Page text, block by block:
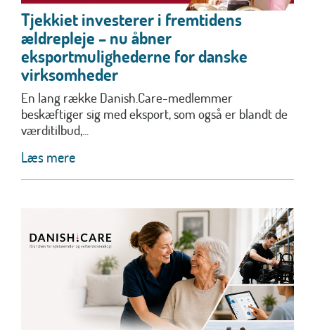
Tjekkiet investerer i fremtidens
ældrepleje – nu åbner
eksportmulighederne for danske
virksomheder
En lang række Danish.Care-medlemmer
beskæftiger sig med eksport, som også er blandt de
værditilbud,...
Læs mere